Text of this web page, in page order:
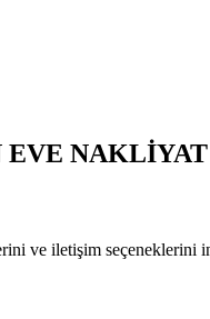
EVE NAKLİYAT
ve iletişim seçeneklerini